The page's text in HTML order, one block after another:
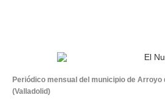
Periódico mensual del municipio de Arroyo
(Valladolid)